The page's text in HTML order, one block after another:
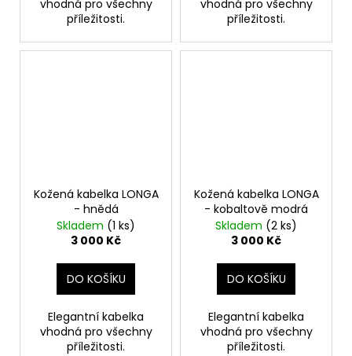
vhodná pro všechny
příležitosti.
vhodná pro všechny
příležitosti.
Kožená kabelka LONGA
- hnědá
Skladem (1 ks)
3 000 Kč
DO KOŠÍKU
Elegantní kabelka
vhodná pro všechny
příležitosti.
Kožená kabelka LONGA
- kobaltově modrá
Skladem (2 ks)
3 000 Kč
DO KOŠÍKU
Elegantní kabelka
vhodná pro všechny
příležitosti.